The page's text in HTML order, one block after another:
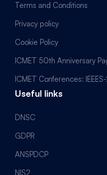
Terms and Conditions
Privacy policy
Cookie Policy
ICMET 50th Anniversary
ICMET Conferences:
Useful links
DNSC
GDPR
ANSPDCP
NIS2